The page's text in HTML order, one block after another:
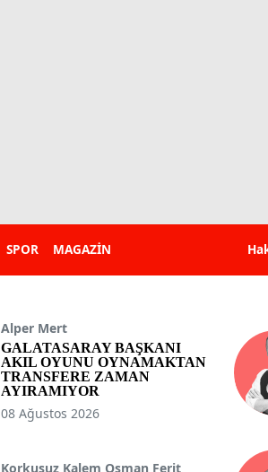
SPOR MAGAZİN
Alper Mert
GALATASARAY BAŞKANI
AKIL OYUNU OYNAMAKTAN
TRANSFERE ZAMAN
AYIRAMIYOR
08 Ağustos 2026
Korkusuz Kalem Osman Ferit